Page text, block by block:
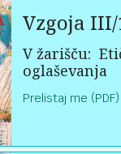
Vzgoja III/
V žarišču:
oglaševanja
Prelistaj me (PDF)